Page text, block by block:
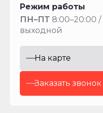
Режим работы
ПН–ПТ 8:00–20:00 /
выходной
На карте
Заказать звонок